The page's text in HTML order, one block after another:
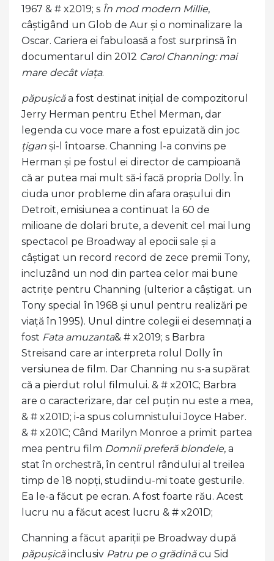
1967 & # x2019; s În mod modern Millie,
câștigând un Glob de Aur și o nominalizare la
Oscar. Cariera ei fabuloasă a fost surprinsă în
documentarul din 2012 Carol Channing: mai
mare decât viața.
păpușicăa fost destinat inițial de compozitorul
Jerry Herman pentru Ethel Merman, dar
legenda cu voce mare a fost epuizată din joc
țigan și-l întoarse. Channing l-a convins pe
Herman și pe fostul ei director de campioană
că ar putea mai mult să-i facă propria Dolly. În
ciuda unor probleme din afara orașului din
Detroit, emisiunea a continuat la 60 de
milioane de dolari brute, a devenit cel mai lung
spectacol pe Broadway al epocii sale și a
câștigat un record record de zece premii Tony,
incluzând un nod din partea celor mai bune
actrițe pentru Channing (ulterior a câștigat. un
Tony special în 1968 și unul pentru realizări pe
viață în 1995). Unul dintre colegii ei desemnați a
fost Fata amuzanta& # x2019; s Barbra
Streisand care ar interpreta rolul Dolly în
versiunea de film. Dar Channing nu s-a supărat
că a pierdut rolul filmului. & # x201C; Barbra
are o caracterizare, dar cel puțin nu este a mea,
& # x201D; i-a spus columnistului Joyce Haber.
& # x201C; Când Marilyn Monroe a primit partea
mea pentru film Domnii preferă blondele, a
stat în orchestră, în centrul rândului al treilea
timp de 18 nopți, studiindu-mi toate gesturile.
Ea le-a făcut pe ecran. A fost foarte rău. Acest
lucru nu a făcut acest lucru & # x201D;
Channing a făcut apariții pe Broadway după
păpușicăinclusiv Patru pe o grădinăcu Sid